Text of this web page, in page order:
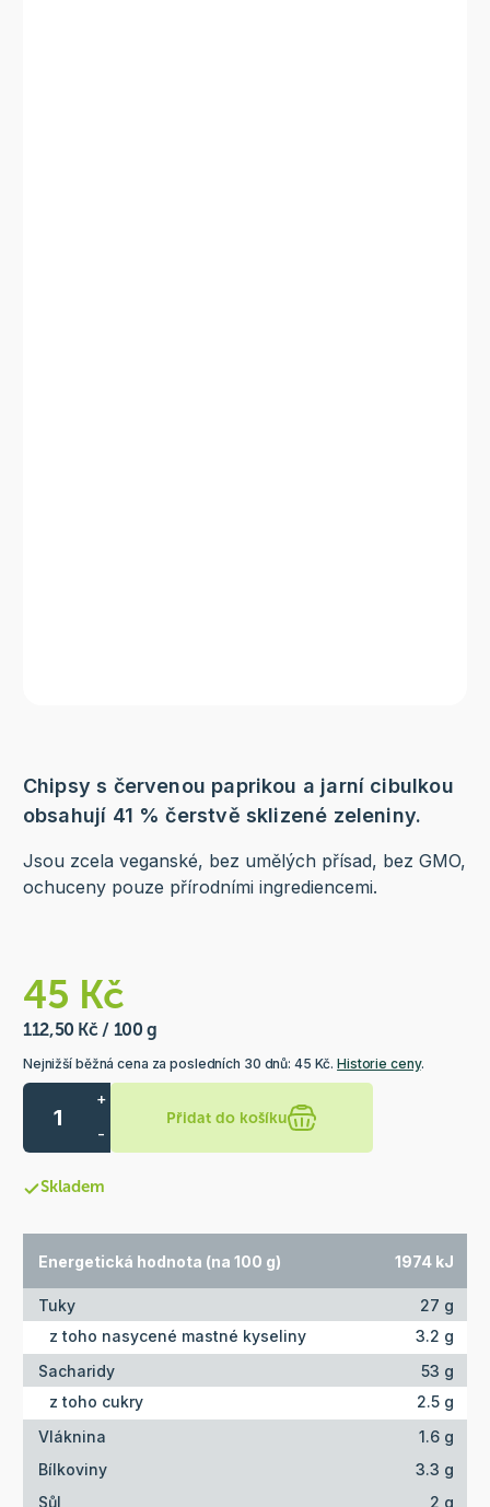
Chipsy s červenou paprikou a jarní cibulkou
obsahují 41 % čerstvě sklizené zeleniny.
Jsou zcela veganské, bez umělých přísad, bez GMO,
ochuceny pouze přírodními ingrediencemi.
45 Kč
112,50 Kč / 100 g
Nejnižší běžná cena za posledních 30 dnů: 45 Kč.Historie ceny.
+
-
Přidat do košíku
Skladem
Energetická hodnota (na 100 g) 1974 kJ
Tuky
27 g
z toho nasycené mastné kyseliny
3.2 g
Sacharidy
53 g
z toho cukry
2.5 g
Vláknina
1.6 g
Bílkoviny
3.3 g
Sůl
2 g